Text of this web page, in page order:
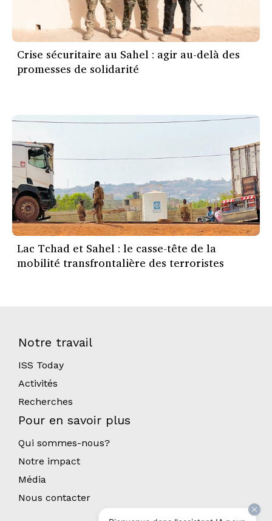
Crise sécuritaire au Sahel : agir au-delà des
promesses de solidarité
Lac Tchad et Sahel : le casse-tête de la
mobilité transfrontalière des terroristes
Notre travail
ISS Today
Activités
Recherches
Pour en savoir plus
Qui sommes-nous?
Notre impact
Média
Nous contacter